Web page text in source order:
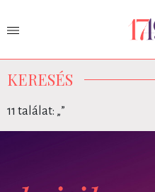
KERESÉS
11 találat: „”